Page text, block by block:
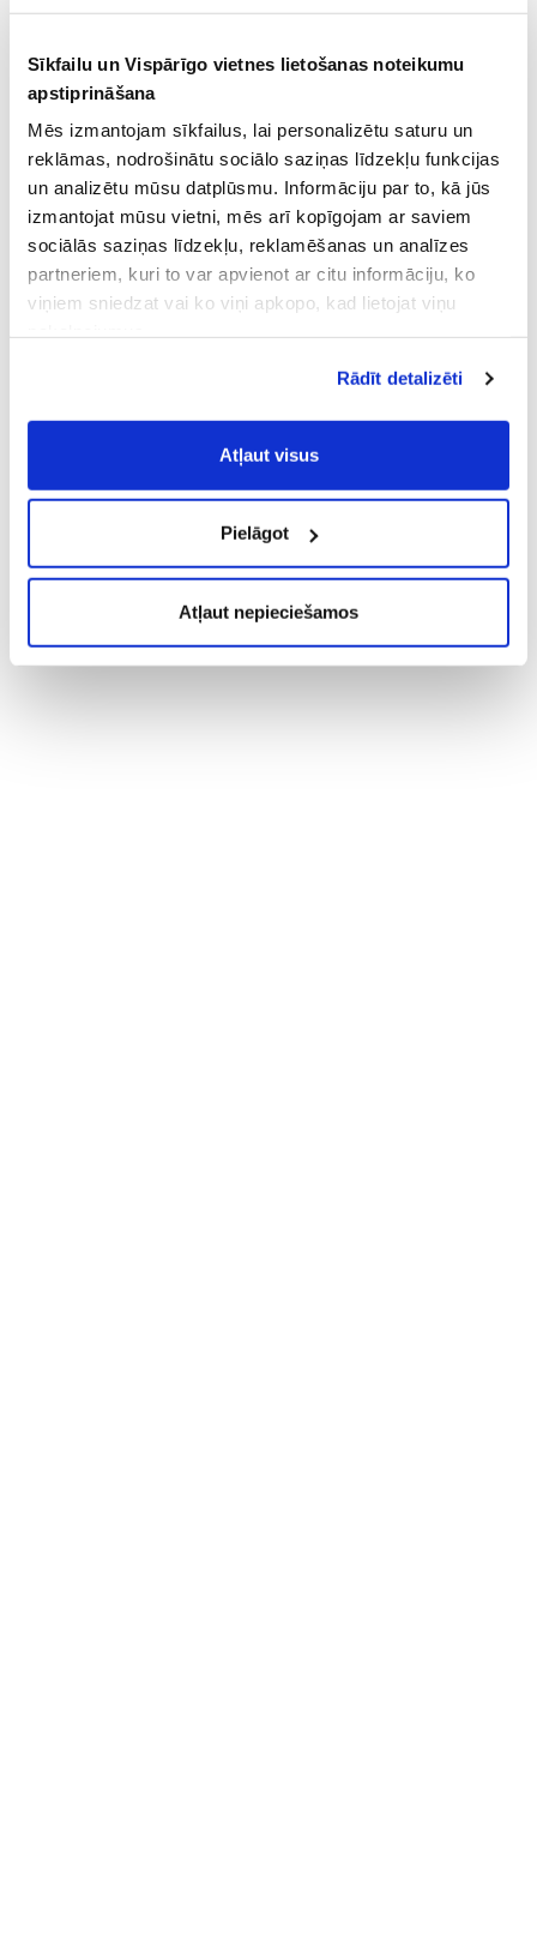
Sīkfailu un Vispārīgo vietnes lietošanas noteikumu
apstiprināšana
Mēs izmantojam sīkfailus, lai personalizētu saturu un
reklāmas, nodrošinātu sociālo saziņas līdzekļu funkcijas
un analizētu mūsu datplūsmu. Informāciju par to, kā jūs
izmantojat mūsu vietni, mēs arī kopīgojam ar saviem
sociālās saziņas līdzekļu, reklamēšanas un analīzes
partneriem, kuri to var apvienot ar citu informāciju, ko
viņiem sniedzat vai ko viņi apkopo, kad lietojat viņu
Vispārīgiem vietnes lietošanas
noteikumiem(saīsināti - VVLN).
Rādīt detalizēti
Atļaut visus
Pielāgot
Atļaut nepieciešamos